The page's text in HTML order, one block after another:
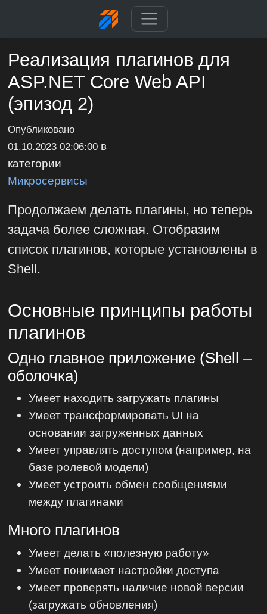
Реализация плагинов для
ASP.NET Core Web API
(эпизод 2)
Опубликовано
01.10.2023 02:06:00 в
категории
Микросервисы
Продолжаем делать плагины, но теперь
задача более сложная. Отобразим
список плагинов, которые установлены в
Shell.
Основные принципы работы
плагинов
Одно главное приложение (Shell –
оболочка)
Умеет находить загружать плагины
Умеет трансформировать UI на
основании загруженных данных
Умеет управлять доступом (например, на
базе ролевой модели)
Умеет устроить обмен сообщениями
между плагинами
Много плагинов
Умеет делать «полезную работу»
Умеет понимает настройки доступа
Умеет проверять наличие новой версии
(загружать обновления)